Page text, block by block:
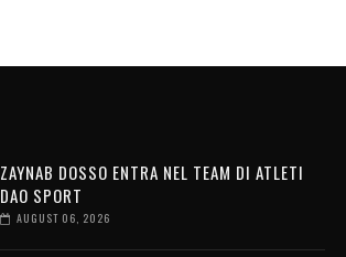
ZAYNAB DOSSO ENTRA NEL TEAM DI ATLETI
DAO SPORT
AUGUST 06, 2026